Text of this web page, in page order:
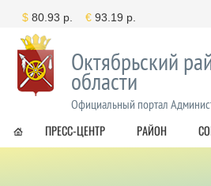
Октябрьский
области
Официальный портал
ПРЕСС-ЦЕНТР РАЙОН